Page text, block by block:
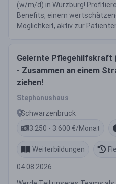
(w/m/d) in Würzburg!
Benefits, einem
Möglichkeit, aktiv zur
Gelernte Pflegehilfskraft
- Zusammen an einem
ziehen!
Stephanushaus
Schwarzenbruck
3.250 - 3.600 €/Monat
Weiterbildungen
04.08.2026